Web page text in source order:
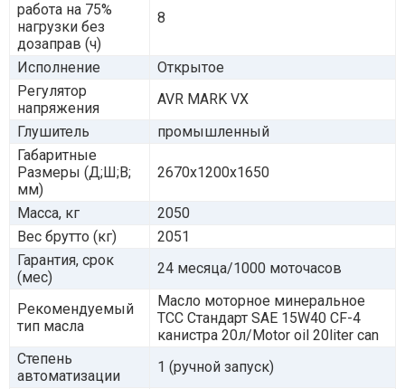
работа на 75%
нагрузки без
дозаправ (ч)
8
Исполнение
Открытое
Регулятор
напряжения
AVR MARK VX
Глушитель
промышленный
Габаритные
Размеры (Д;Ш;В;
мм)
2670x1200x1650
Масса, кг
2050
Вес брутто (кг)
2051
Гарантия, срок
(мес)
24 месяца/1000 моточасов
Рекомендуемый
тип масла
Масло моторное минеральное
ТСС Стандарт SAE 15W40 CF-4
канистра 20л/Motor oil 20liter can
Степень
автоматизации
1 (ручной запуск)